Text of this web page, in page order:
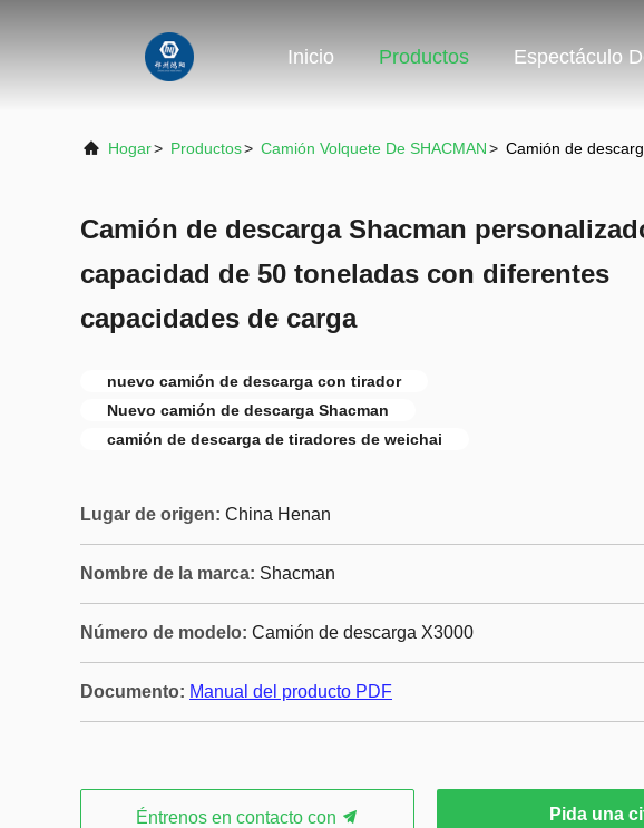
Inicio Productos Espectáculo
Hogar> Productos> Camión Volquete De SHACMAN> Camión de
Camión de descarga Shacman
capacidad de 50 toneladas con diferentes
capacidades de carga
nuevo camión de descarga con tirador
Nuevo camión de descarga Shacman
camión de descarga de tiradores de weichai
Lugar de origen: China Henan
Nombre de la marca: Shacman
Número de modelo: Camión de descarga X3000
Documento: Manual del producto PDF
Éntrenos en contacto con Pida una